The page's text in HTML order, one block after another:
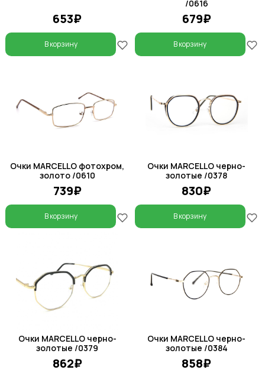
653₽
В корзину
/0616
679₽
В корзину
Очки MARCELLO фотохром,
золото /0610
739₽
В корзину
Очки MARCELLO черно-
золотые /0378
830₽
В корзину
Очки MARCELLO черно-
золотые /0379
862₽
Очки MARCELLO черно-
золотые /0384
858₽